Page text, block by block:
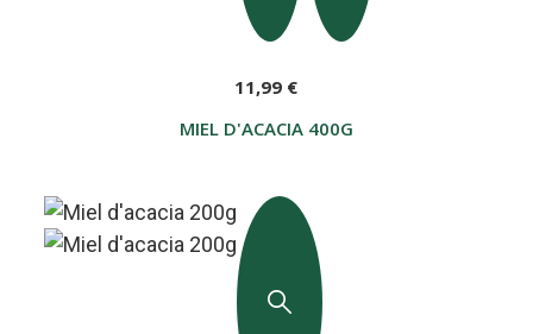
MIEL D'ACACIA 400G
11,99 €